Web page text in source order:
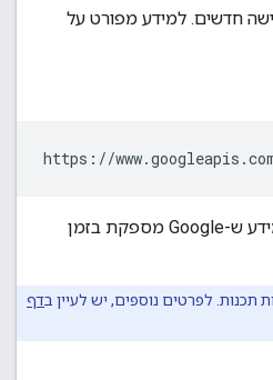
חדשים. למידע מפורט על
https://
כדי לבקש גישה באמצעות פרוטוקול OAuth 2.0, האפליקציה שלכם זקוקה למידע על ההיקף ולמידע ש-Google מספקת בזמן
דף